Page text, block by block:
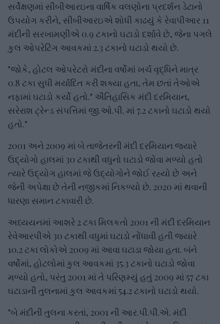
સર્વેક્ષણમાં સીબીઆરઇના વાર્ષિક વલણોના પ્રદર્શન ડેટાનો
ઉપયોગ કરીને, સીબીઆરઇએ શોધી કાઢયું કે રેવાપીઆર 11
મંદીની સરખામણીએ 0.9 ટકાનો ઘટાડો દર્શાવે છે, જેના પગલે
કુલ ઓપરેટિંગ આવકમાં 2.3 ટકાનો ઘટાડો થયો છે.
"જોકે, હોટલ ઓપરેટરો મંદીના વર્ષોમાં ખર્ચ વૃદ્ધિને માત્ર
0.8 ટકા સુધી મર્યાદિત કરી શક્યા હતા, તેમ છતાં તેઓએ
નફામાં ઘટાડો કર્યો હતો." ઐતિહાસિક મંદી દરમિયાન,
સરેરાશ ટ્રેન્ડ સંપત્તિમાં જી.ઓ.પી. માં 7.2 ટકાનો ઘટાડો થયો
હતો."
2001 અને 2009 માં બે તાજેતરની મંદી દરમિયાન જ્યારે
ઉદ્યોગો હાલમાં 30 ટકાથી વધુનો ઘટાડો જોવા મળ્યો હતો
ત્યારે ઉદ્યોગ હાલમાં જે ઉદ્યોગોને જોઈ રહ્યો છે અને
જેની અપેક્ષા છે તેની નજીકમાં નિકળ્યો છે. 2020 માં થવાની
ધારણા સમાન ટકાવારી છે.
અધ્યયનમાં આશરે 2 ટકા મિલકતો 2001 ની મંદી દરમિયાન
રેવેઆરપીએ 30 ટકાથી વધુમાં ઘટાડો નોંધાવી હતી જ્યારે
10.2 ટકા લોકોએ 2009 માં આવા ઘટાડા જોયા હતા. બંને
વર્ષોમાં, હોટલોમાં કુલ આવકમાં 35.3 ટકાનો ઘટાડો જોવા
મળ્યો હતો, પરંતુ 2001 માં તે પરિણમ્યું હતું 2009 માં 57 ટકા
ઘટાડાની તુલનામાં કુલ આવકમાં 54.2 ટકાનો ઘટાડો થયો.
"બે મંદીની તુલના કરતાં, 2001 ની આર.પી.પી.એ. મંદી